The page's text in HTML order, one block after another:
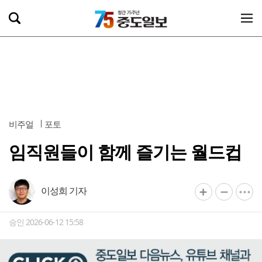
비주얼 포토
임직원들이 함께 즐기는 월드컵
이성희 기자
승인 2026-06-12 15:58